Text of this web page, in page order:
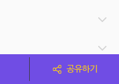
공유하기